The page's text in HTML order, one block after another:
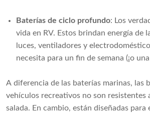
Baterías de ciclo profundo: Los
vida en RV. Estos brindan energía de
luces, ventiladores y
necesita para un fin de semana (¡o
A diferencia de las baterías marinas, las
vehículos recreativos no son resistentes
salada. En cambio, están diseñadas para